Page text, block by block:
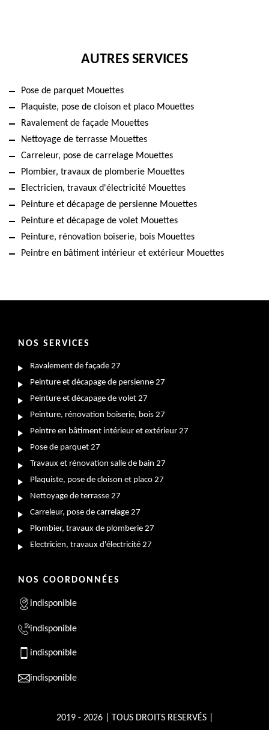
AUTRES SERVICES
Pose de parquet Mouettes
Plaquiste, pose de cloison et placo Mouettes
Ravalement de façade Mouettes
Nettoyage de terrasse Mouettes
Carreleur, pose de carrelage Mouettes
Plombier, travaux de plomberie Mouettes
Electricien, travaux d'électricité Mouettes
Peinture et décapage de persienne Mouettes
Peinture et décapage de volet Mouettes
Peinture, rénovation boiserie, bois Mouettes
Peintre en bâtiment intérieur et extérieur Mouettes
NOS SERVICES
Ravalement de façade 27
Peinture et décapage de persienne 27
Peinture et décapage de volet 27
Peinture, rénovation boiserie, bois 27
Peintre en bâtiment intérieur et extérieur 27
Pose de parquet 27
Travaux et rénovation salle de bain 27
Plaquiste, pose de cloison et placo 27
Nettoyage de terrasse 27
Carreleur, pose de carrelage 27
Plombier, travaux de plomberie 27
Electricien, travaux d'électricité 27
NOS COORDONNÉES
indisponible
indisponible
indisponible
indisponible
2019 - 2026 | TOUS DROITS RESERVÉS |